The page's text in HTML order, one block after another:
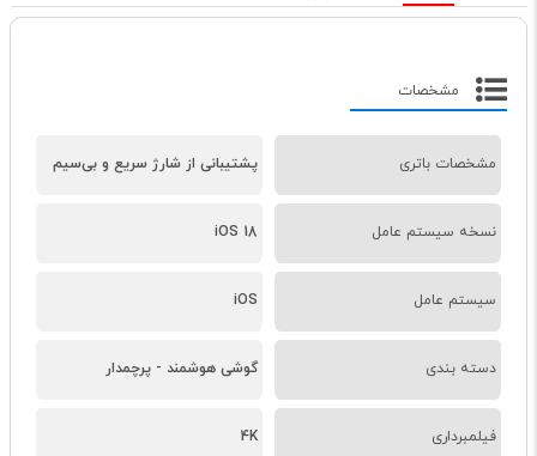
مشخصات
مشخصات باتری پشتیبانی از شارژ سریع و بی‌سیم
نسخه سیستم عامل iOS 18
سیستم عامل iOS
دسته ‌بندی گوشی هوشمند - پرچمدار
فیلمبرداری 4K